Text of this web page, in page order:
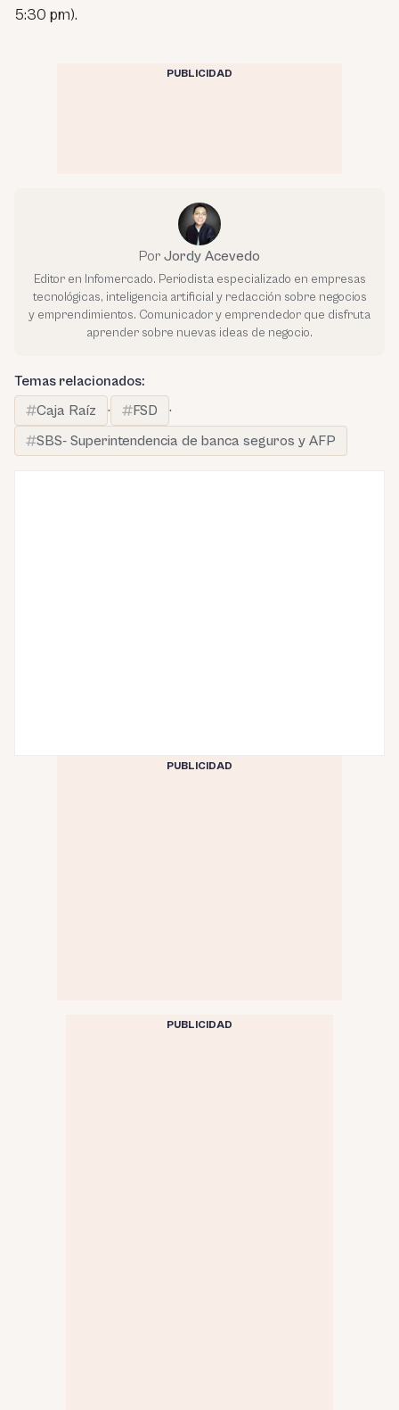
5:30 pm).
PUBLICIDAD
Por Jordy Acevedo
Editor en Infomercado. Periodista especializado en empresas
tecnológicas, inteligencia artificial y redacción sobre negocios
y emprendimientos. Comunicador y emprendedor que disfruta
aprender sobre nuevas ideas de negocio.
Temas relacionados:
Caja Raíz
· FSD
·
SBS- Superintendencia de banca seguros y AFP
PUBLICIDAD
PUBLICIDAD